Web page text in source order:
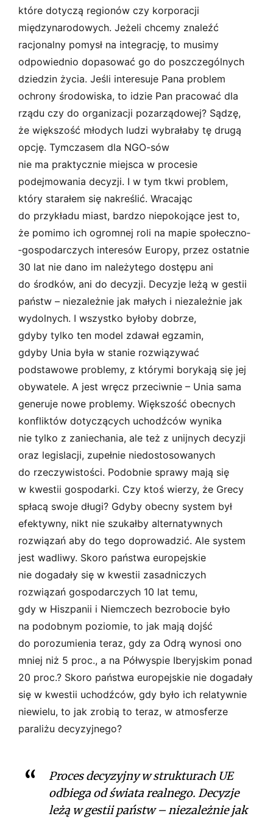
które dotyczą regionów czy korporacji
międzynarodowych. Jeżeli chcemy znaleźć
racjonalny pomysł na integrację, to musimy
odpowiednio dopasować go do poszczególnych
dziedzin życia. Jeśli interesuje Pana problem
ochrony środowiska, to idzie Pan pracować dla
rządu czy do organizacji pozarządowej? Sądzę,
że większość młodych ludzi wybrałaby tę drugą
opcję. Tymczasem dla NGO-sów
nie ma praktycznie miejsca w procesie
podejmowania decyzji. I w tym tkwi problem,
który starałem się nakreślić. Wracając
do przykładu miast, bardzo niepokojące jest to,
że pomimo ich ogromnej roli na mapie społeczno­
‑gospodarczych interesów Europy, przez ostatnie
30 lat nie dano im należytego dostępu ani
do środków, ani do decyzji. Decyzje leżą w gestii
państw – niezależnie jak małych i niezależnie jak
wydolnych. I wszystko byłoby dobrze,
gdyby tylko ten model zdawał egzamin,
gdyby Unia była w stanie rozwiązywać
podstawowe problemy, z którymi borykają się jej
obywatele. A jest wręcz przeciwnie – Unia sama
generuje nowe problemy. Większość obecnych
konfliktów dotyczących uchodźców wynika
nie tylko z zaniechania, ale też z unijnych decyzji
oraz legislacji, zupełnie niedostosowanych
do rzeczywistości. Podobnie sprawy mają się
w kwestii gospodarki. Czy ktoś wierzy, że Grecy
spłacą swoje długi? Gdyby obecny system był
efektywny, nikt nie szukałby alternatywnych
rozwiązań aby do tego doprowadzić. Ale system
jest wadliwy. Skoro państwa europejskie
nie dogadały się w kwestii zasadniczych
rozwiązań gospodarczych 10 lat temu,
gdy w Hiszpanii i Niemczech bezrobocie było
na podobnym poziomie, to jak mają dojść
do porozumienia teraz, gdy za Odrą wynosi ono
mniej niż 5 proc., a na Półwyspie Iberyjskim ponad
20 proc.? Skoro państwa europejskie nie dogadały
się w kwestii uchodźców, gdy było ich relatywnie
niewielu, to jak zrobią to teraz, w atmosferze
paraliżu decyzyjnego?
Proces decyzyjny w strukturach UE
odbiega od świata realnego. Decyzje
leżą w gestii państw – niezależnie jak